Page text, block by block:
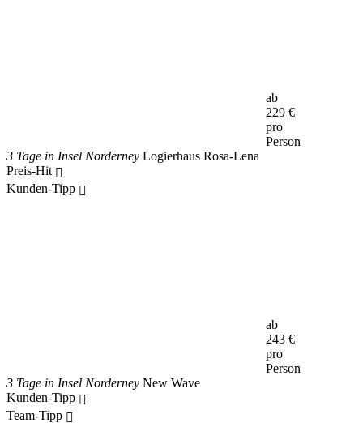
ab
229 €
pro
Person
3 Tage in Insel Norderney Logierhaus Rosa-Lena
Preis-Hit
Kunden-Tipp
ab
243 €
pro
Person
3 Tage in Insel Norderney New Wave
Kunden-Tipp
Team-Tipp